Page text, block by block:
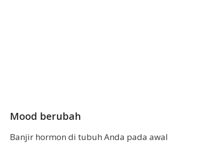
Mood berubah
Banjir hormon di tubuh Anda pada awal